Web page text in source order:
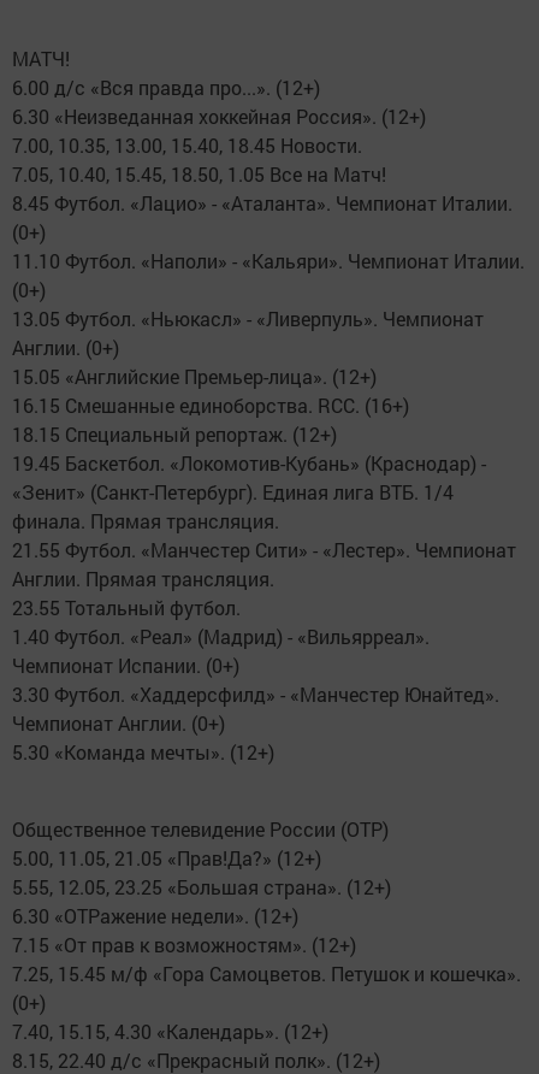
МАТЧ!
6.00 д/с «Вся правда про...». (12+)
6.30 «Неизведанная хоккейная Россия». (12+)
7.00, 10.35, 13.00, 15.40, 18.45 Новости.
7.05, 10.40, 15.45, 18.50, 1.05 Все на Матч!
8.45 Футбол. «Лацио» - «Аталанта». Чемпионат Италии.
(0+)
11.10 Футбол. «Наполи» - «Кальяри». Чемпионат Италии.
(0+)
13.05 Футбол. «Ньюкасл» - «Ливерпуль». Чемпионат
Англии. (0+)
15.05 «Английские Премьер-лица». (12+)
16.15 Смешанные единоборства. RCC. (16+)
18.15 Специальный репортаж. (12+)
19.45 Баскетбол. «Локомотив-Кубань» (Краснодар) -
«Зенит» (Санкт-Петербург). Единая лига ВТБ. 1/4
финала. Прямая трансляция.
21.55 Футбол. «Манчестер Сити» - «Лестер». Чемпионат
Англии. Прямая трансляция.
23.55 Тотальный футбол.
1.40 Футбол. «Реал» (Мадрид) - «Вильярреал».
Чемпионат Испании. (0+)
3.30 Футбол. «Хаддерсфилд» - «Манчестер Юнайтед».
Чемпионат Англии. (0+)
5.30 «Команда мечты». (12+)
Общественное телевидение России (ОТР)
5.00, 11.05, 21.05 «Прав!Да?» (12+)
5.55, 12.05, 23.25 «Большая страна». (12+)
6.30 «ОТРажение недели». (12+)
7.15 «От прав к возможностям». (12+)
7.25, 15.45 м/ф «Гора Самоцветов. Петушок и кошечка».
(0+)
7.40, 15.15, 4.30 «Календарь». (12+)
8.15, 22.40 д/с «Прекрасный полк». (12+)